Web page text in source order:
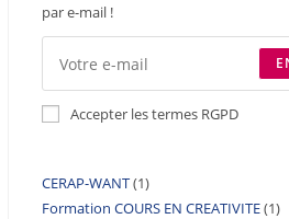
par e-mail !
Accepter les termes RGPD
CERAP-WANT 1
Formation COURS EN CREATIVITE 1